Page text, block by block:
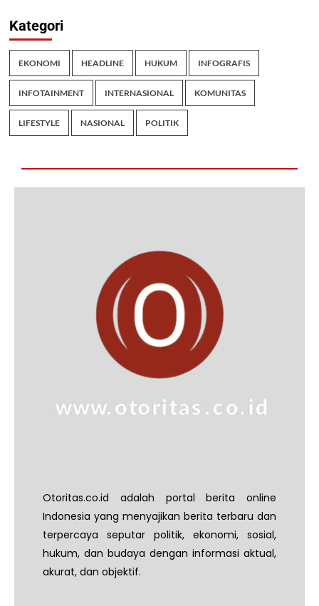
Kategori
EKONOMI HEADLINE HUKUM INFOGRAFIS
INFOTAINMENT INTERNASIONAL KOMUNITAS
LIFESTYLE NASIONAL POLITIK
Otoritas.co.id adalah portal berita online
Indonesia yang menyajikan berita terbaru dan
terpercaya seputar politik, ekonomi, sosial,
hukum, dan budaya dengan informasi aktual,
akurat, dan objektif.